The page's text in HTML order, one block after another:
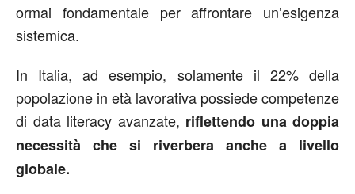
ormai fondamentale per affrontare un’esigenza
sistemica.
In Italia, ad esempio, solamente il 22% della
popolazione in età lavorativa possiede competenze
di data literacy avanzate, riflettendo una doppia
necessità che si riverbera anche a livello
globale.